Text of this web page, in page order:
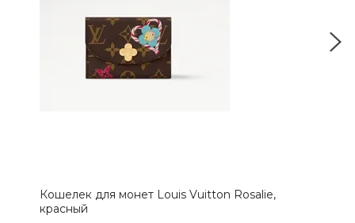
Кошелек для монет Louis Vuitton Rosalie,
красный